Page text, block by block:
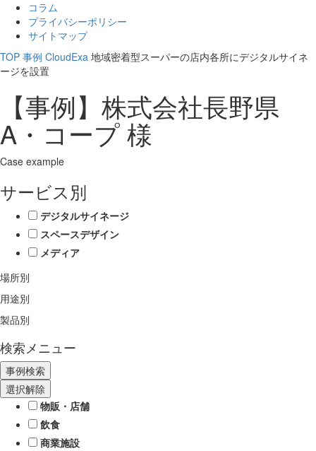
コラム
プライバシーポリシー
サイトマップ
TOP 事例 CloudExa 地域密着型スーパーの店内各所にデジタルサイネ
ージを設置
【事例】株式会社長野県
A・コープ 様
Case example
サービス別
デジタルサイネージ
スペースデザイン
メディア
場所別
用途別
製品別
検索メニュー
選択解除
物販・店舗
飲食
商業施設